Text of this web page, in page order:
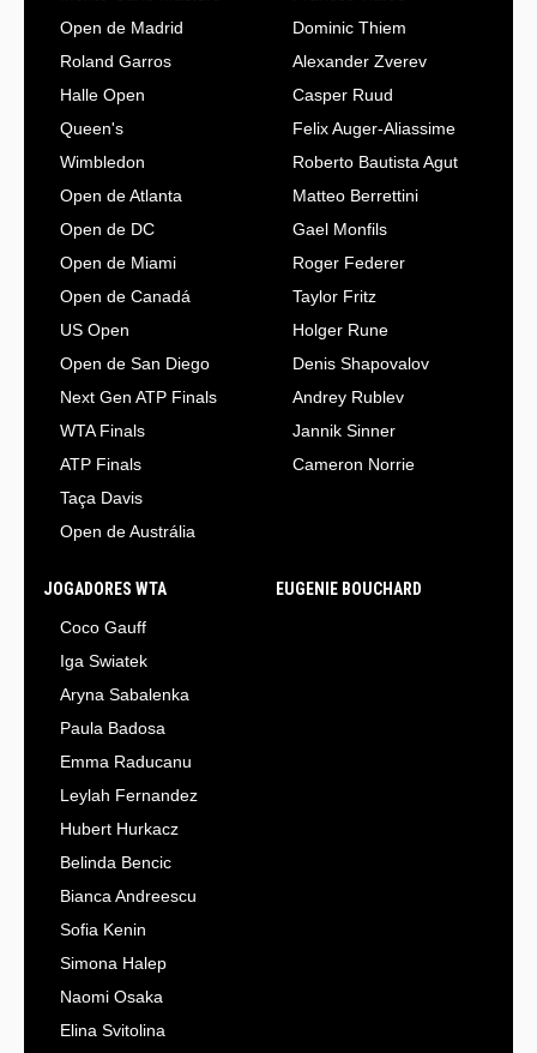
Open de Madrid
Roland Garros
Halle Open
Queen's
Wimbledon
Open de Atlanta
Open de DC
Open de Miami
Open de Canadá
US Open
Open de San Diego
Next Gen ATP Finals
WTA Finals
ATP Finals
Taça Davis
Open de Austrália
Dominic Thiem
Alexander Zverev
Casper Ruud
Felix Auger-Aliassime
Roberto Bautista Agut
Matteo Berrettini
Gael Monfils
Roger Federer
Taylor Fritz
Holger Rune
Denis Shapovalov
Andrey Rublev
Jannik Sinner
Cameron Norrie
JOGADORES WTA
Coco Gauff
Iga Swiatek
Aryna Sabalenka
Paula Badosa
Emma Raducanu
Leylah Fernandez
Hubert Hurkacz
Belinda Bencic
Bianca Andreescu
Sofia Kenin
Simona Halep
Naomi Osaka
Elina Svitolina
EUGENIE BOUCHARD